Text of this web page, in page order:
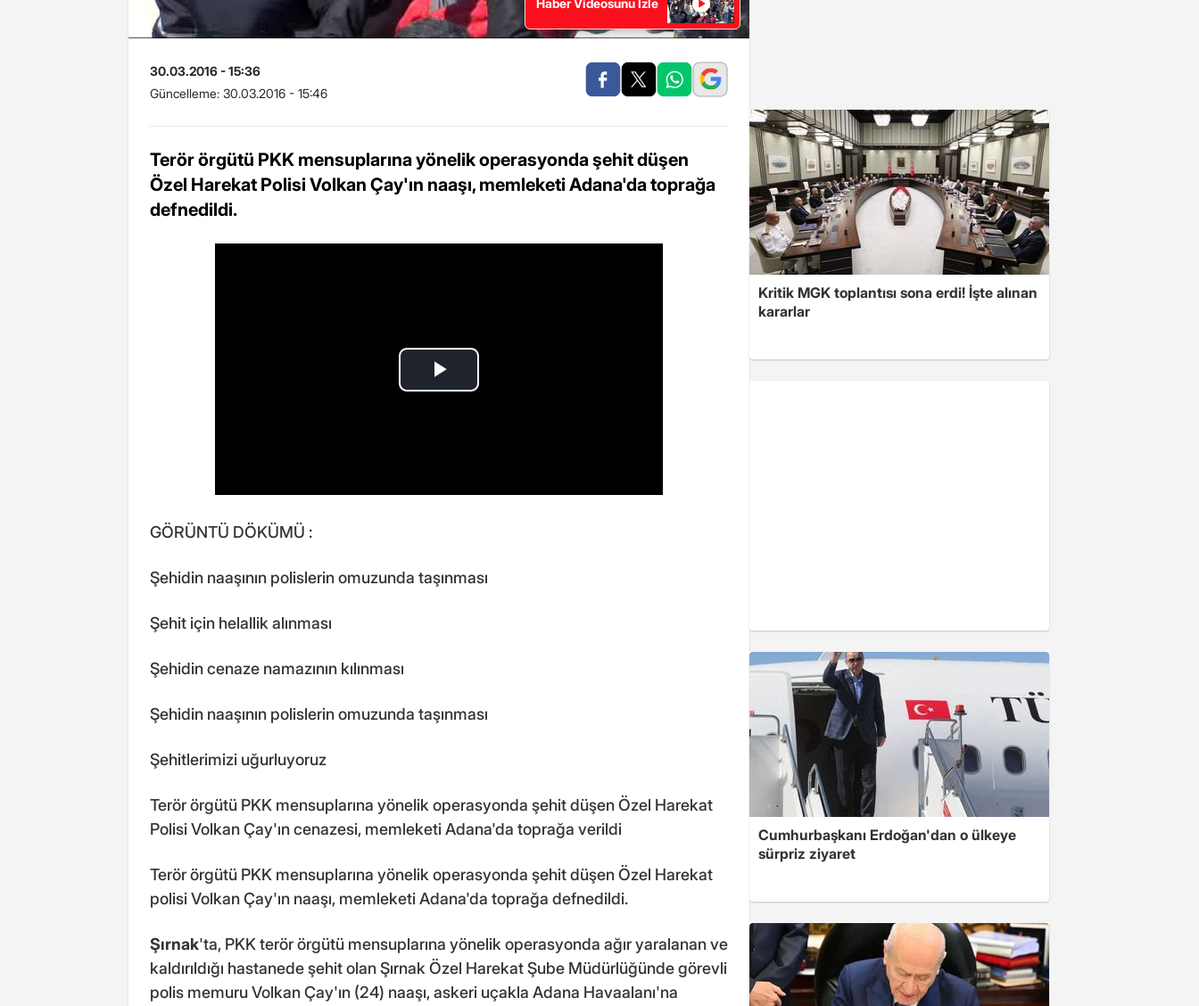
Haber Videosunu İzle
30.03.2016 - 15:36
Güncelleme: 30.03.2016 - 15:46
Terör örgütü PKK mensuplarına yönelik operasyonda şehit düşen
Özel Harekat Polisi Volkan Çay'ın naaşı, memleketi Adana'da toprağa
defnedildi.
GÖRÜNTÜ DÖKÜMÜ :
Şehidin naaşının polislerin omuzunda taşınması
Şehit için helallik alınması
Şehidin cenaze namazının kılınması
Şehidin naaşının polislerin omuzunda taşınması
Şehitlerimizi uğurluyoruz
Terör örgütü PKK mensuplarına yönelik operasyonda şehit düşen Özel Harekat
Polisi Volkan Çay'ın cenazesi, memleketi Adana'da toprağa verildi
Terör örgütü PKK mensuplarına yönelik operasyonda şehit düşen Özel Harekat
polisi Volkan Çay'ın naaşı, memleketi Adana'da toprağa defnedildi.
Şırnak'ta, PKK terör örgütü mensuplarına yönelik operasyonda ağır yaralanan ve
kaldırıldığı hastanede şehit olan Şırnak Özel Harekat Şube Müdürlüğünde görevli
polis memuru Volkan Çay'ın (24) naaşı, askeri uçakla Adana Havaalanı'na
Kritik MGK toplantısı sona erdi! İşte alınan
kararlar
Cumhurbaşkanı Erdoğan'dan o ülkeye
sürpriz ziyaret